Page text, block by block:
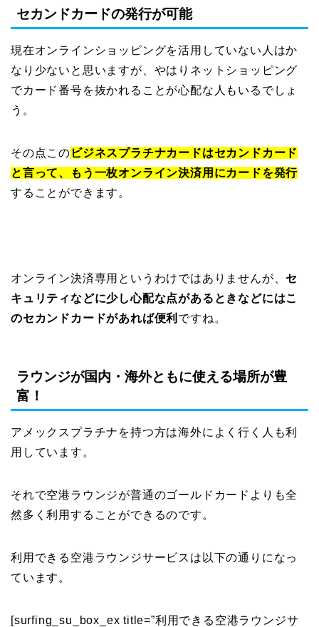
セカンドカードの発行が可能
現在オンラインショッピングを活用していない人はか
なり少ないと思いますが、やはりネットショッピング
でカード番号を抜かれることが心配な人もいるでしょ
う。
その点この ビジネスプラチナカードはセカンドカード
と言って、もう一枚オンライン決済用にカードを発行
することができます。
オンライン決済専用というわけではありませんが、 セ
キュリティなどに少し心配な点があるときなどにはこ
のセカンドカードがあれば便利 ですね。
ラウンジが国内・海外ともに使える場所が豊
富！
アメックスプラチナを持つ方は海外によく行く人も利
用しています。
それで空港ラウンジが普通のゴールドカードよりも全
然多く利用することができるのです。
利用できる空港ラウンジサービスは以下の通りになっ
ています。
[surfing_su_box_ex title=”利用できる空港ラウンジサ